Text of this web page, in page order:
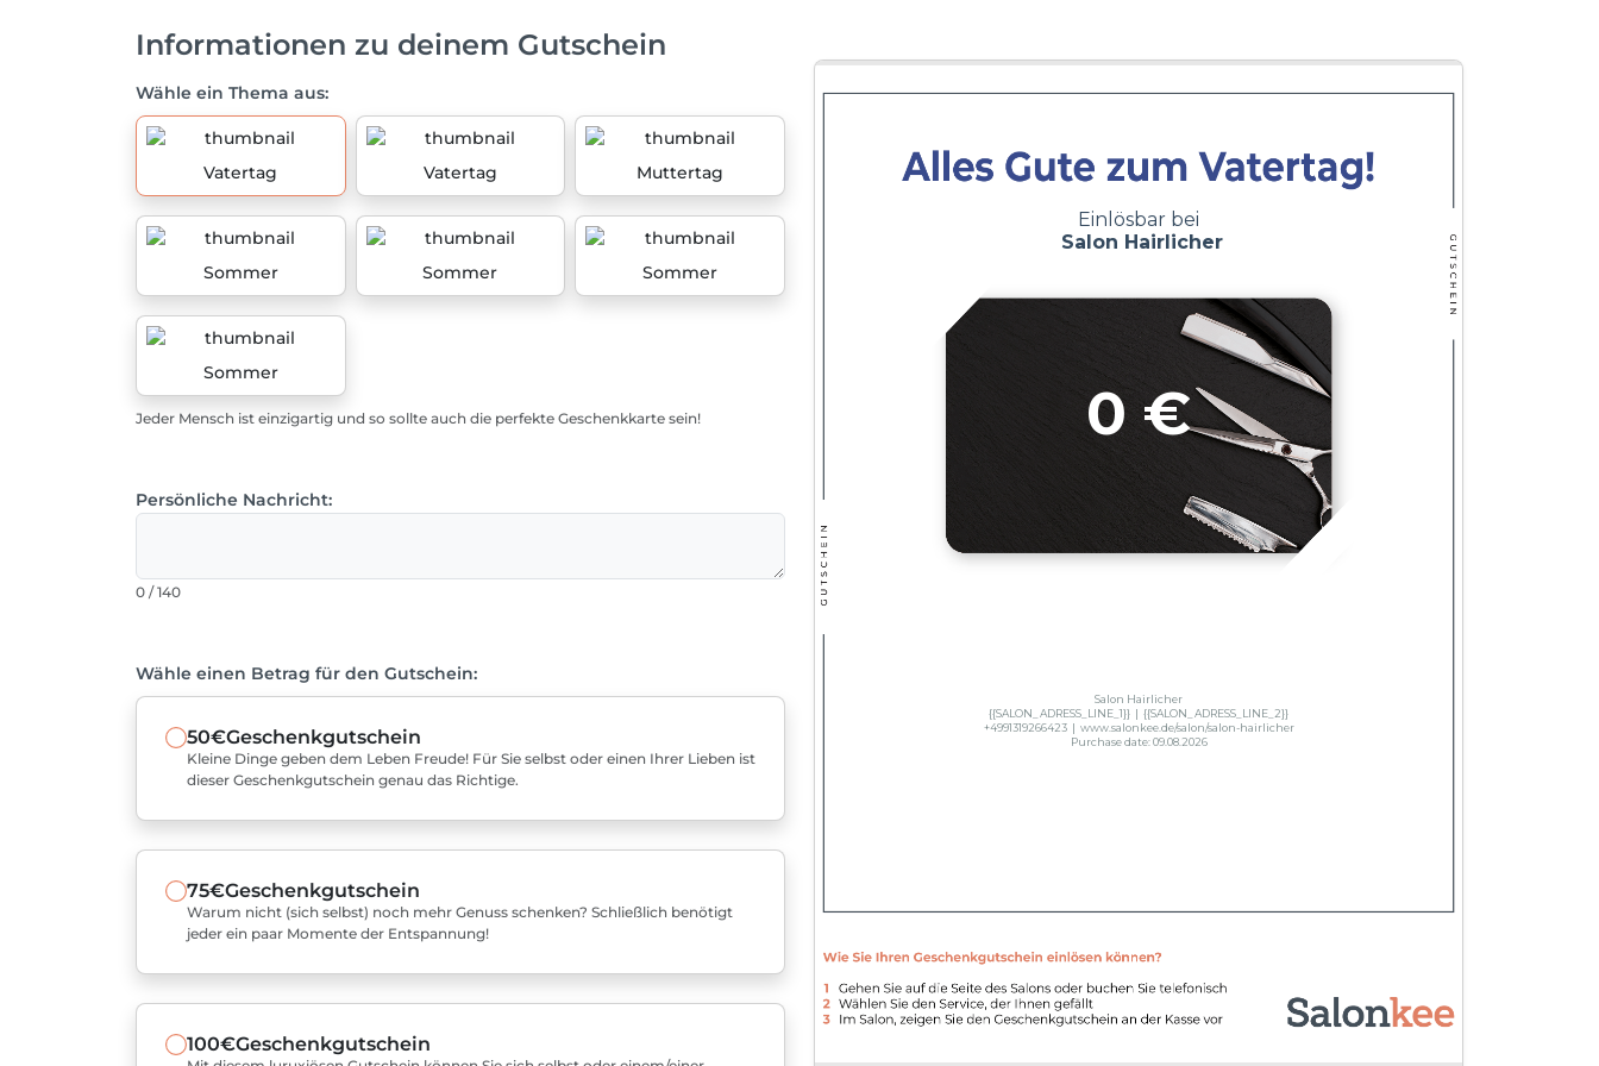
Informationen zu deinem Gutschein
Wähle ein Thema aus:
Vatertag Vatertag Muttertag
Sommer Sommer Sommer
Sommer
Jeder Mensch ist einzigartig und so sollte auch die perfekte Geschenkkarte sein!
Persönliche Nachricht:
0 / 140
Wähle einen Betrag für den Gutschein:
50€Geschenkgutschein
Kleine Dinge geben dem Leben Freude! Für Sie selbst oder einen Ihrer Lieben ist
dieser Geschenkgutschein genau das Richtige.
75€Geschenkgutschein
Warum nicht (sich selbst) noch mehr Genuss schenken? Schließlich benötigt
jeder ein paar Momente der Entspannung!
100€Geschenkgutschein